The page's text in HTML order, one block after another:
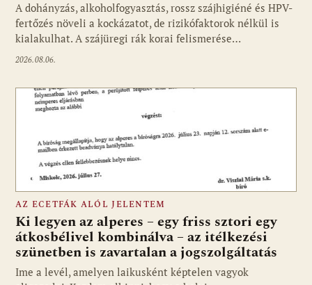
A dohányzás, alkoholfogyasztás, rossz szájhigiéné és HPV-
fertőzés növeli a kockázatot, de rizikófaktorok nélkül is
kialakulhat. A szájüregi rák korai felismerése…
2026.08.06.
AZ ECETFÁK ALÓL JELENTEM
Ki legyen az alperes – egy friss sztori egy
átkosbélivel kombinálva – az itélkezési
szünetben is zavartalan a jogszolgáltatás
Ime a levél, amelyen laikusként képtelen vagyok